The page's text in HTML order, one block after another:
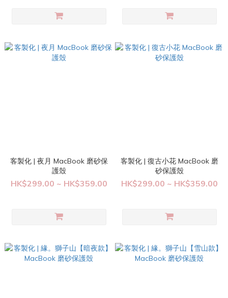
客製化 | 夜月 MacBook 磨砂保
護殼
HK$299.00 ~ HK$359.00
客製化 | 復古小花 MacBook 磨
砂保護殼
HK$299.00 ~ HK$359.00